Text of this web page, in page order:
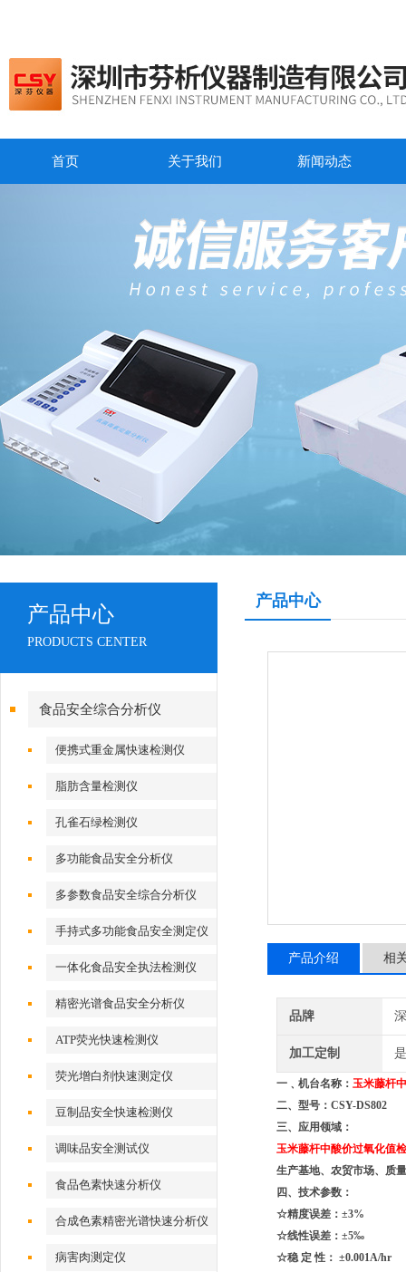
首页 关于我们 新闻动态
产品中心
PRODUCTS CENTER
食品安全综合分析仪
便携式重金属快速检测仪
脂肪含量检测仪
孔雀石绿检测仪
多功能食品安全分析仪
多参数食品安全综合分析仪
手持式多功能食品安全测定仪
一体化食品安全执法检测仪
精密光谱食品安全分析仪
ATP荧光快速检测仪
荧光增白剂快速测定仪
豆制品安全快速检测仪
调味品安全测试仪
食品色素快速分析仪
合成色素精密光谱快速分析仪
病害肉测定仪
产品中心
产品介绍 相
品牌
加工定制 是
一﹑机台名称： 玉米藤杆
二、型号：CSY-DS802
三、应用领域：
玉米藤杆中酸价过氧化值
生产基地、农贸市场、质
四、技术参数：
☆精度误差：±3%
☆线性误差：±5‰
☆稳 定 性： ±0.001A/hr